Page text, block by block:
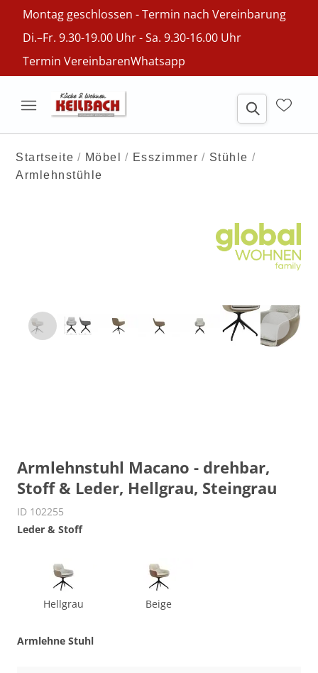
Montag geschlossen - Termin nach Vereinbarung
Di.–Fr. 9.30-19.00 Uhr - Sa. 9.30-16.00 Uhr
Termin VereinbarenWhatsapp
Startseite Möbel Esszimmer
Stühle
Armlehnstühle
Armlehnstuhl Macano - drehbar,
Stoff & Leder, Hellgrau, Steingrau
ID 102255
Leder & Stoff
Hellgrau Beige
Armlehne Stuhl